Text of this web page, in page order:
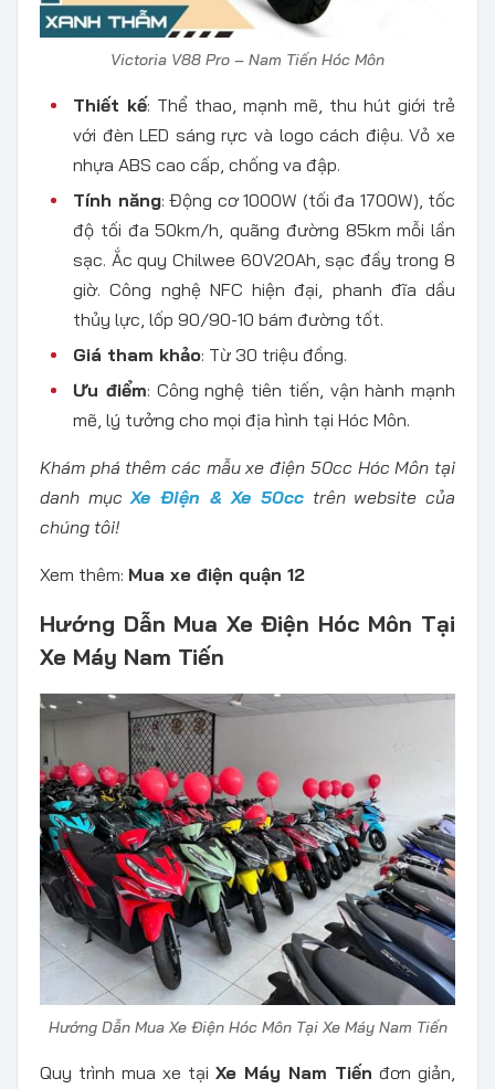
Victoria V88 Pro – Nam Tiến Hóc Môn
Thiết kế: Thể thao, mạnh mẽ, thu hút giới trẻ
với đèn LED sáng rực và logo cách điệu. Vỏ xe
nhựa ABS cao cấp, chống va đập.
Tính năng: Động cơ 1000W (tối đa 1700W), tốc
độ tối đa 50km/h, quãng đường 85km mỗi lần
sạc. Ắc quy Chilwee 60V20Ah, sạc đầy trong 8
giờ. Công nghệ NFC hiện đại, phanh đĩa dầu
thủy lực, lốp 90/90-10 bám đường tốt.
Giá tham khảo: Từ 30 triệu đồng.
Ưu điểm: Công nghệ tiên tiến, vận hành mạnh
mẽ, lý tưởng cho mọi địa hình tại Hóc Môn.
Khám phá thêm các mẫu xe điện 50cc Hóc Môn tại
danh mụcXe Điện & Xe 50cc trên website của
chúng tôi!
Xem thêm: Mua xe điện quận 12
Hướng Dẫn Mua Xe Điện Hóc Môn Tại
Xe Máy Nam Tiến
Hướng Dẫn Mua Xe Điện Hóc Môn Tại Xe Máy Nam Tiến
Quy trình mua xe tại Xe Máy Nam Tiến đơn giản,